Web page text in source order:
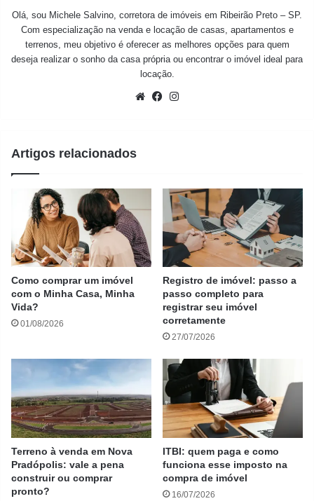
Olá, sou Michele Salvino, corretora de imóveis em Ribeirão Preto – SP.
Com especialização na venda e locação de casas, apartamentos e
terrenos, meu objetivo é oferecer as melhores opções para quem
deseja realizar o sonho da casa própria ou encontrar o imóvel ideal para
locação.
WebsiteFacebook
Artigos relacionados
Como comprar um imóvel
com o Minha Casa, Minha
Vida?
01/08/2026
Registro de imóvel: passo a
passo completo para
registrar seu imóvel
corretamente
27/07/2026
Terreno à venda em Nova
Pradópolis: vale a pena
construir ou comprar
pronto?
ITBI: quem paga e como
funciona esse imposto na
compra de imóvel
16/07/2026